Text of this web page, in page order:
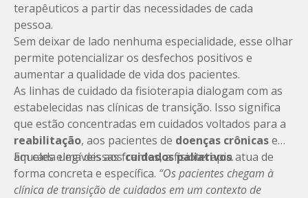
terapêuticos a partir das necessidades de cada
pessoa.
Sem deixar de lado nenhuma especialidade, esse olhar
permite potencializar os desfechos positivos e
aumentar a qualidade de vida dos pacientes.
As linhas de cuidado da fisioterapia dialogam com as
estabelecidas nas clínicas de transição. Isso significa
que estão concentradas em cuidados voltados para a
reabilitação, aos pacientes de doenças crônicase
aqueles elegíveis aoscuidados paliativos.
Em cada uma dessas frentes, a fisioterapia atua de
forma concreta e específica. “Os pacientes chegam à
clínica de transição de cuidados em um contexto de